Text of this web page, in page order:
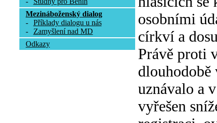
Mezináboženský dialog
-
Příklady dialogu u nás
-
Zamyšlení nad MD
Odkazy
osobními
církví a
Právě proti
uznávalo a
vyřešen